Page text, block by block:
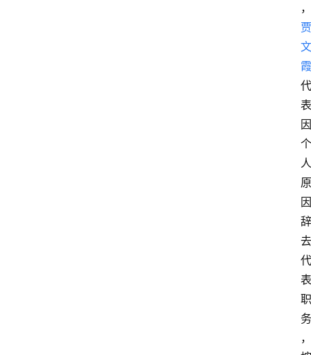
，
贾
文
霞
代
表
因
个
人
原
因
辞
去
代
表
职
务
，